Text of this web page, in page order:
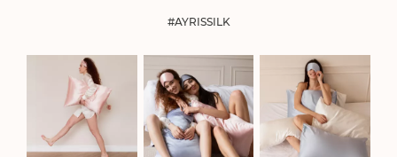
#AYRISSILK